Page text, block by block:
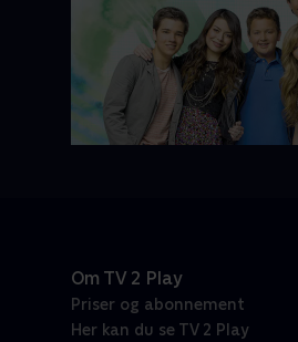
Om TV 2 Play
Priser og abonnement
Her kan du se TV 2 Play